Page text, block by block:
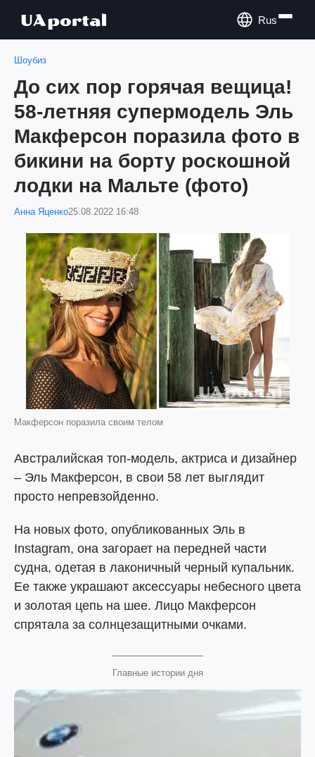
Rus
Шоубиз
До сих пор горячая вещица!
58-летняя супермодель Эль
Макферсон поразила фото в
бикини на борту роскошной
лодки на Мальте (фото)
Анна Яценко25.08.2022 16:48
Макферсон поразила своим телом
Австралийская топ-модель, актриса и дизайнер
– Эль Макферсон, в свои 58 лет выглядит
просто непревзойденно.
На новых фото, опубликованных Эль в
Instagram, она загорает на передней части
судна, одетая в лаконичный черный купальник.
Ее также украшают аксессуары небесного цвета
и золотая цепь на шее. Лицо Макферсон
спрятала за солнцезащитными очками.
Главные истории дня